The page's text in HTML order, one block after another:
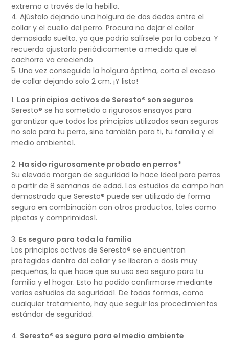
extremo a través de la hebilla.
Ajústalo dejando una holgura de dos dedos entre el
collar y el cuello del perro. Procura no dejar el collar
demasiado suelto, ya que podría salírsele por la cabeza. Y
recuerda ajustarlo periódicamente a medida que el
cachorro va creciendo
Una vez conseguida la holgura óptima, corta el exceso
de collar dejando solo 2 cm. ¡Y listo!
Los principios activos de Seresto® son seguros
Seresto® se ha sometido a rigurosos ensayos para
garantizar que todos los principios utilizados sean seguros
no solo para tu perro, sino también para ti, tu familia y el
medio ambiente1.
Ha sido rigurosamente probado en perros*
Su elevado margen de seguridad lo hace ideal para perros
a partir de 8 semanas de edad. Los estudios de campo han
demostrado que Seresto® puede ser utilizado de forma
segura en combinación con otros productos, tales como
pipetas y comprimidos1.
Es seguro para toda la familia
Los principios activos de Seresto® se encuentran
protegidos dentro del collar y se liberan a dosis muy
pequeñas, lo que hace que su uso sea seguro para tu
familia y el hogar. Esto ha podido confirmarse mediante
varios estudios de seguridad1. De todas formas, como
cualquier tratamiento, hay que seguir los procedimientos
estándar de seguridad.
Seresto® es seguro para el medio ambiente